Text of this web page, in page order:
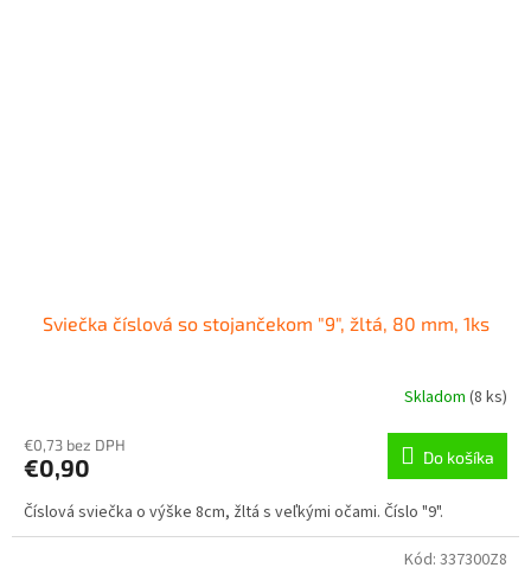
Sviečka číslová so stojančekom "9", žltá, 80 mm, 1ks
Skladom (8 ks)
€0,73 bez DPH
€0,90 Do košíka
Číslová sviečka o výške 8cm, žltá s veľkými očami. Číslo "9".
Kód: 337300Z8